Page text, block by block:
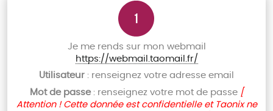
Je me rends sur mon webmail
https://webmail.taomail.fr/
Utilisateur : renseignez votre adresse email
Mot de passe: renseignez votre mot de passe [
Attention ! Cette donnée est confidentielle et Taonix ne